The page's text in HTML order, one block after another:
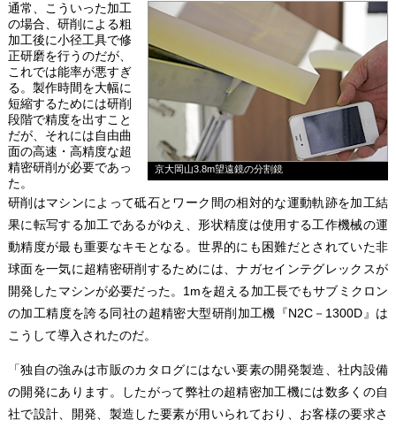
京大岡山3.8m望遠鏡の分割鏡
通常、こういった加工
の場合、研削による粗
加工後に小径工具で修
正研磨を行うのだが、
これでは能率が悪すぎ
る。製作時間を大幅に
短縮するためには研削
段階で精度を出すこと
だが、それには自由曲
面の高速・高精度な超
精密研削が必要であっ
た。
研削はマシンによって砥石とワーク間の相対的な運動軌跡を加工結
果に転写する加工であるがゆえ、形状精度は使用する工作機械の運
動精度が最も重要なキモとなる。世界的にも困難だとされていた非
球面を一気に超精密研削するためには、ナガセインテグレックスが
開発したマシンが必要だった。1mを超える加工長でもサブミクロン
の加工精度を誇る同社の超精密大型研削加工機『N2C－1300D』は
こうして導入されたのだ。
「独自の強みは市販のカタログにはない要素の開発製造、社内設備
の開発にあります。したがって弊社の超精密加工機には数多くの自
社で設計、開発、製造した要素が用いられており、お客様の要求さ